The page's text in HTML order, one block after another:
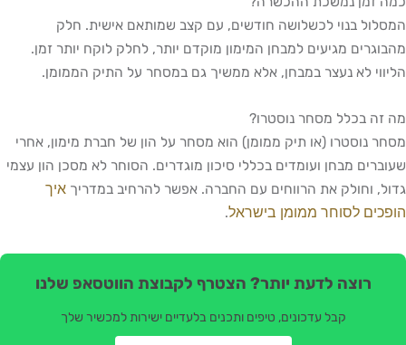
המסלול בנוי לכשלושה חודשים, עם קצב שמותאם אישית. חלק
מהבוגרים מגיעים למבחן המימון מוקדם יותר, לחלק לוקח יותר זמן.
הליווי לא נעצר במבחן, אלא ממשיך גם במסחר על התיק הממומן.
מה זה בכלל מסחר נוסטרו?
מסחר נוסטרו (או תיק ממומן) הוא מסחר על הון של חברת מימון, אחרי
שעוברים מבחן ועומדים בכללי סיכון מוגדרים. הסוחר לא מסכן הון עצמי
גדול, וחולק את הרווחים עם החברה. אפשר להרחיב במדריך איך
הופכים לסוחר ממומן בישראל.
רוצה לדעת יותר? הצטרף לקבוצת הווטסאפ שלנו
קבל עדכונים, טיפים ותכנים בלעדיים ישירות למכשיר שלך